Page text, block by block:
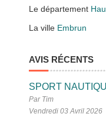
Le département
La ville Embrun
AVIS RÉCENTS
SPORT
Par Tim
Vendredi 03 Avril 2026